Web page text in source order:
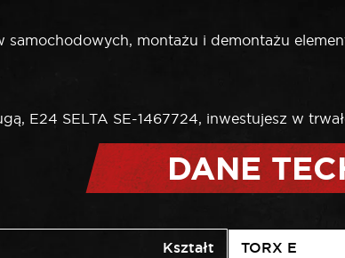
samochodowych, montażu i demontażu
E24 SELTA SE-1467724, inwestujesz w
DANE
Kształt TORX E